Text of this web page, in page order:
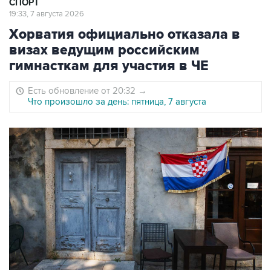
СПОРТ
19:33, 7 августа 2026
Хорватия официально отказала в
визах ведущим российским
гимнасткам для участия в ЧЕ
Есть обновление от 20:32 →
Что произошло за день: пятница, 7 августа